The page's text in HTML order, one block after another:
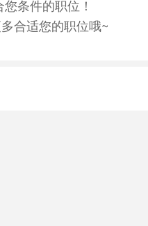
条件的职位！
合适您的职位哦~